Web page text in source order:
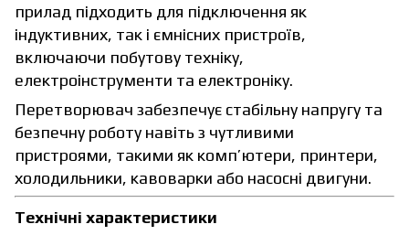
прилад підходить для підключення як
індуктивних, так і ємнісних пристроїв,
включаючи побутову техніку,
електроінструменти та електроніку.
Перетворювач забезпечує стабільну напругу та
безпечну роботу навіть з чутливими
пристроями, такими як комп’ютери, принтери,
холодильники, кавоварки або насосні двигуни.
Технічні характеристики